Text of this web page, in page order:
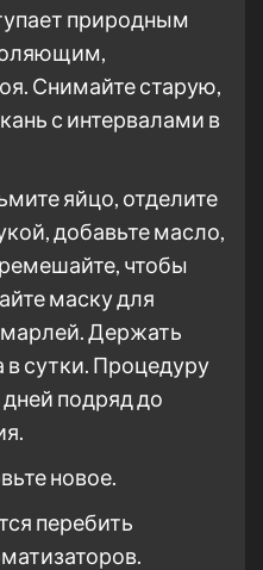
природным
Снимайте старую,
с интервалами в
яйцо, отделите
добавьте масло,
чтобы
маску для
Держать
в сутки. Процедуру
подряд до
новое.
перебить